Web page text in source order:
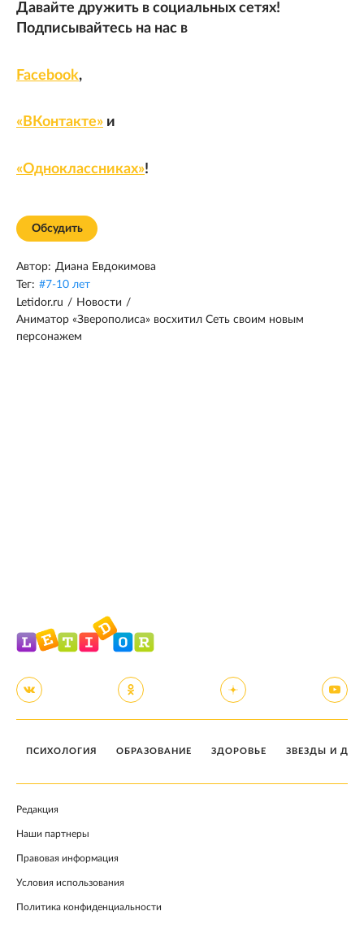
Давайте дружить в социальных сетях!
Подписывайтесь на нас в
Facebook,
«ВКонтакте» и
«Одноклассниках»!
Обсудить
Автор: Диана Евдокимова
Тег: #7-10 лет
Letidor.ru / Новости /
Аниматор «Зверополиса» восхитил Сеть своим новым
персонажем
ПСИХОЛОГИЯ ОБРАЗОВАНИЕ ЗДОРОВЬЕ ЗВЕЗДЫ И
Редакция
Наши партнеры
Правовая информация
Условия использования
Политика конфиденциальности